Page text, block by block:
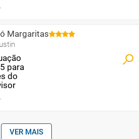
Margaritas
VER MAIS